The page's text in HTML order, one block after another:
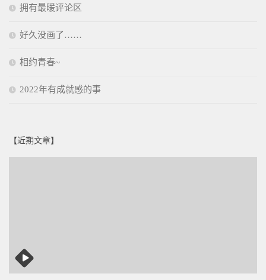
拥有最暖评论区
好久没画了……
相约青春~
2022年有成就感的事
【近期文章】